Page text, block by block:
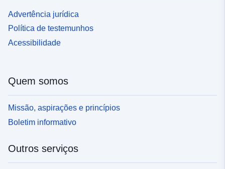
Advertência jurídica
Política de testemunhos
Acessibilidade
Quem somos
Missão, aspirações e princípios
Boletim informativo
Outros serviços